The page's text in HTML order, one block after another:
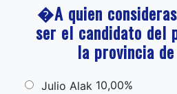
�A quien
ser el candidato del
la provincia
Julio Alak 10,00%